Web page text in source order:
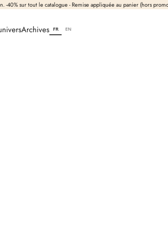
-40% sur tout le catalogue - Remise appliquée au panier (hors
Archives FR EN